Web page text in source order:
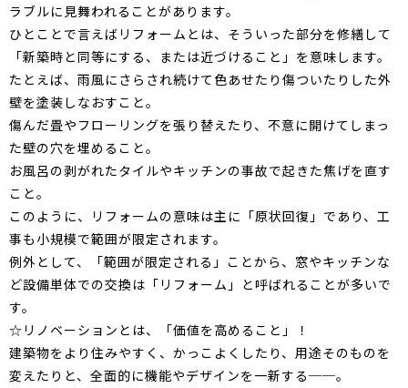
ラブルに見舞われることがあります。
ひとことで言えばリフォームとは、そういった部分を修繕して
「新築時と同等にする、または近づけること」を意味します。
たとえば、雨風にさらされ続けて色あせたり傷ついたりした外
壁を塗装しなおすこと。
傷んだ畳やフローリングを張り替えたり、不意に開けてしまっ
た壁の穴を埋めること。
お風呂の剥がれたタイルやキッチンの事故で起きた焦げを直す
こと。
このように、リフォームの意味は主に「原状回復」であり、工
事も小規模で範囲が限定されます。
例外として、「範囲が限定される」ことから、窓やキッチンな
ど設備単体での交換は「リフォーム」と呼ばれることが多いで
す。
☆リノベーションとは、「価値を高めること」！
建築物をより住みやすく、かっこよくしたり、用途そのものを
変えたりと、全面的に機能やデザインを一新する──。